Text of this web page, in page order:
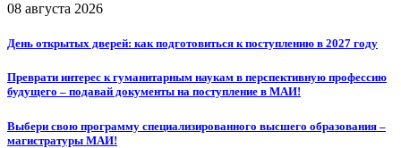
08 августа 2026
День открытых дверей: как подготовиться к поступлению в 2027 году
Преврати интерес к гуманитарным наукам в перспективную профессию
будущего – подавай документы на поступление в МАИ!
Выбери свою программу специализированного высшего образования –
магистратуры МАИ!